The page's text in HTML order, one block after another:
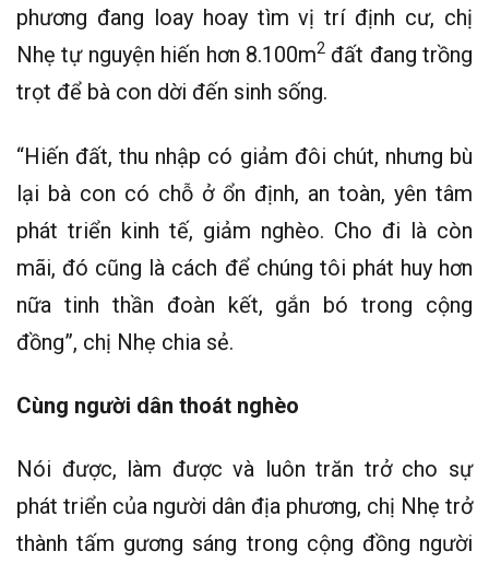
phương đang loay hoay tìm vị trí định cư, chị
Nhẹ tự nguyện hiến hơn 8.100m2đất đang trồng
trọt để bà con dời đến sinh sống.
“Hiến đất, thu nhập có giảm đôi chút, nhưng bù
lại bà con có chỗ ở ổn định, an toàn, yên tâm
phát triển kinh tế, giảm nghèo. Cho đi là còn
mãi, đó cũng là cách để chúng tôi phát huy hơn
nữa tinh thần đoàn kết, gắn bó trong cộng
đồng”, chị Nhẹ chia sẻ.
Cùng người dân thoát nghèo
Nói được, làm được và luôn trăn trở cho sự
phát triển của người dân địa phương, chị Nhẹ trở
thành tấm gương sáng trong cộng đồng người